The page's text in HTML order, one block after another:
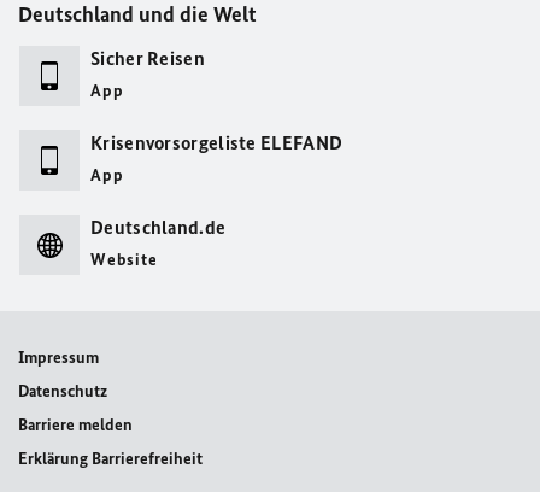
Deutschland und die Welt
Sicher Reisen
App
Krisenvorsorgeliste ELEFAND
App
Deutschland.de
Website
Impressum
Datenschutz
Barriere melden
Erklärung Barrierefreiheit